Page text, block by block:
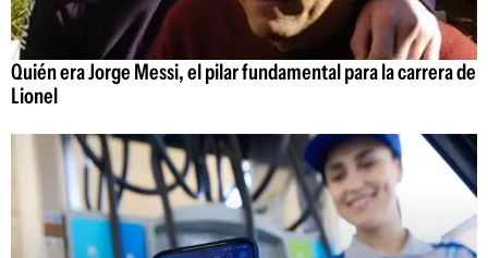
Quién era Jorge Messi, el pilar fundamental para la carrera de
Lionel